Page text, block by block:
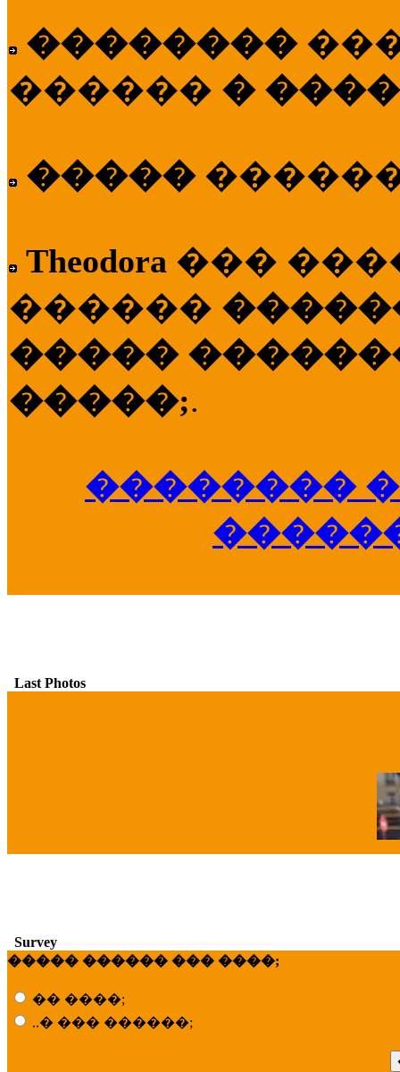
��������
������ �
�����
Theodora ���
������
�����
�����;.
��������
Last Photos
Survey
����� ������ ��� ����;
�� ����;
..� ��� ������;